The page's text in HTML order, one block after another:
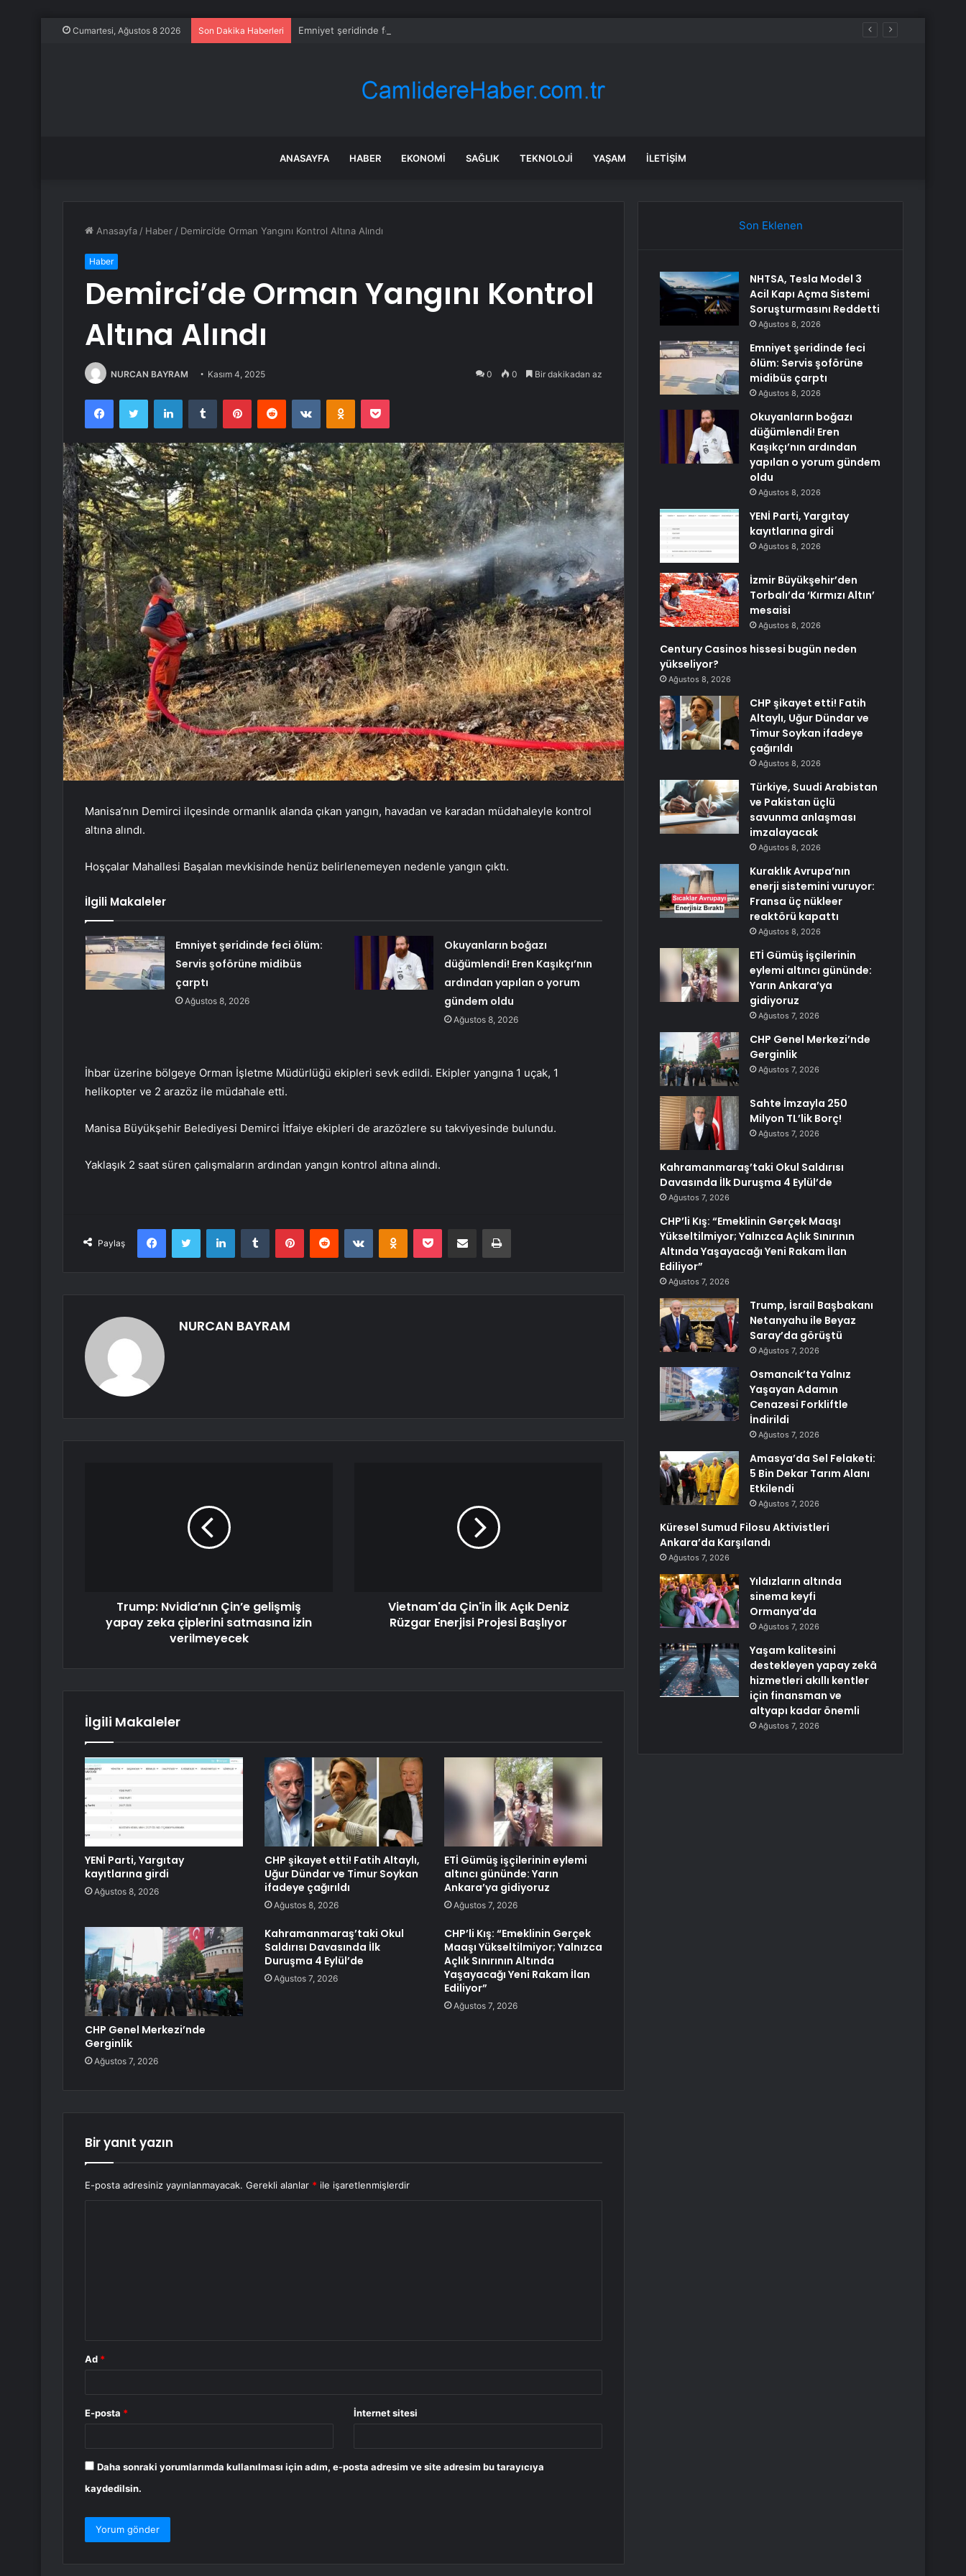
Cumartesi, Ağustos 8 2026 Son Dakika Haberleri Emniyet şeridinde feci ölüm: Servis şoförüne midibüs çarptı
ANASAYFA HABER EKONOMI SAĞLIK TEKNOLOJI YAŞAM İLETIŞIM
Anasayfa / Haber / Demirci’de Orman Yangını Kontrol Altına Alındı
Haber
Demirci’de Orman Yangını Kontrol
Altına Alındı
NURCAN BAYRAM Kasım 4, 2025 0 0 Bir dakikadan az
FacebookTwitter LinkedInTumblr PinterestReddit VKontakteOdnoklassniki
Pocket
Manisa’nın Demirci ilçesinde ormanlık alanda çıkan yangın, havadan ve karadan müdahaleyle kontrol
altına alındı.
Hoşçalar Mahallesi Başalan mevkisinde henüz belirlenemeyen nedenle yangın çıktı.
İlgili Makaleler
Emniyet şeridinde feci ölüm:
Servis şoförüne midibüs
çarptı
Ağustos 8, 2026
Okuyanların boğazı
düğümlendi! Eren Kaşıkçı’nın
ardından yapılan o yorum
gündem oldu
Ağustos 8, 2026
İhbar üzerine bölgeye Orman İşletme Müdürlüğü ekipleri sevk edildi. Ekipler yangına 1 uçak, 1
helikopter ve 2 arazöz ile müdahale etti.
Manisa Büyükşehir Belediyesi Demirci İtfaiye ekipleri de arazözlere su takviyesinde bulundu.
Yaklaşık 2 saat süren çalışmaların ardından yangın kontrol altına alındı.
Paylaş
FacebookTwitter LinkedInTumblr PinterestReddit VKontakteOdnoklassniki
Pocket E-Posta ile paylaş Yazdır
NURCAN BAYRAM
Trump: Nvidia’nın Çin’e gelişmiş
yapay zeka çiplerini satmasına izin
verilmeyecek
Vietnam'da Çin'in İlk Açık Deniz
Rüzgar Enerjisi Projesi Başlıyor
İlgili Makaleler
YENİ Parti, Yargıtay
kayıtlarına girdi
Ağustos 8, 2026
CHP şikayet etti! Fatih Altaylı,
Uğur Dündar ve Timur Soykan
ifadeye çağırıldı
Ağustos 8, 2026
ETİ Gümüş işçilerinin eylemi
altıncı gününde: Yarın
Ankara’ya gidiyoruz
Ağustos 7, 2026
CHP Genel Merkezi’nde
Gerginlik
Ağustos 7, 2026
Kahramanmaraş’taki Okul
Saldırısı Davasında İlk
Duruşma 4 Eylül’de
Ağustos 7, 2026
CHP’li Kış: “Emeklinin Gerçek
Maaşı Yükseltilmiyor; Yalnızca
Açlık Sınırının Altında
Yaşayacağı Yeni Rakam İlan
Ediliyor”
Ağustos 7, 2026
Bir yanıt yazın
E-posta adresiniz yayınlanmayacak. Gerekli alanlar * ile işaretlenmişlerdir
Ad *
E-posta * İnternet sitesi
Daha sonraki yorumlarımda kullanılması için adım, e-posta adresim ve site adresim bu tarayıcıya
kaydedilsin.
Son Eklenen
NHTSA, Tesla Model 3
Acil Kapı Açma Sistemi
Soruşturmasını Reddetti
Ağustos 8, 2026
Emniyet şeridinde feci
ölüm: Servis şoförüne
midibüs çarptı
Ağustos 8, 2026
Okuyanların boğazı
düğümlendi! Eren
Kaşıkçı’nın ardından
yapılan o yorum gündem
oldu
Ağustos 8, 2026
YENİ Parti, Yargıtay
kayıtlarına girdi
Ağustos 8, 2026
İzmir Büyükşehir’den
Torbalı’da ‘Kırmızı Altın’
mesaisi
Ağustos 8, 2026
Century Casinos hissesi bugün neden
yükseliyor?
Ağustos 8, 2026
CHP şikayet etti! Fatih
Altaylı, Uğur Dündar ve
Timur Soykan ifadeye
çağırıldı
Ağustos 8, 2026
Türkiye, Suudi Arabistan
ve Pakistan üçlü
savunma anlaşması
imzalayacak
Ağustos 8, 2026
Kuraklık Avrupa’nın
enerji sistemini vuruyor:
Fransa üç nükleer
reaktörü kapattı
Ağustos 8, 2026
ETİ Gümüş işçilerinin
eylemi altıncı gününde:
Yarın Ankara’ya
gidiyoruz
Ağustos 7, 2026
CHP Genel Merkezi’nde
Gerginlik
Ağustos 7, 2026
Sahte İmzayla 250
Milyon TL’lik Borç!
Ağustos 7, 2026
Kahramanmaraş’taki Okul Saldırısı
Davasında İlk Duruşma 4 Eylül’de
Ağustos 7, 2026
CHP’li Kış: “Emeklinin Gerçek Maaşı
Yükseltilmiyor; Yalnızca Açlık Sınırının
Altında Yaşayacağı Yeni Rakam İlan
Ediliyor”
Ağustos 7, 2026
Trump, İsrail Başbakanı
Netanyahu ile Beyaz
Saray’da görüştü
Ağustos 7, 2026
Osmancık’ta Yalnız
Yaşayan Adamın
Cenazesi Forkliftle
İndirildi
Ağustos 7, 2026
Amasya’da Sel Felaketi:
5 Bin Dekar Tarım Alanı
Etkilendi
Ağustos 7, 2026
Küresel Sumud Filosu Aktivistleri
Ankara’da Karşılandı
Ağustos 7, 2026
Yıldızların altında
sinema keyfi
Ormanya’da
Ağustos 7, 2026
Yaşam kalitesini
destekleyen yapay zekâ
hizmetleri akıllı kentler
için finansman ve
altyapı kadar önemli
Ağustos 7, 2026